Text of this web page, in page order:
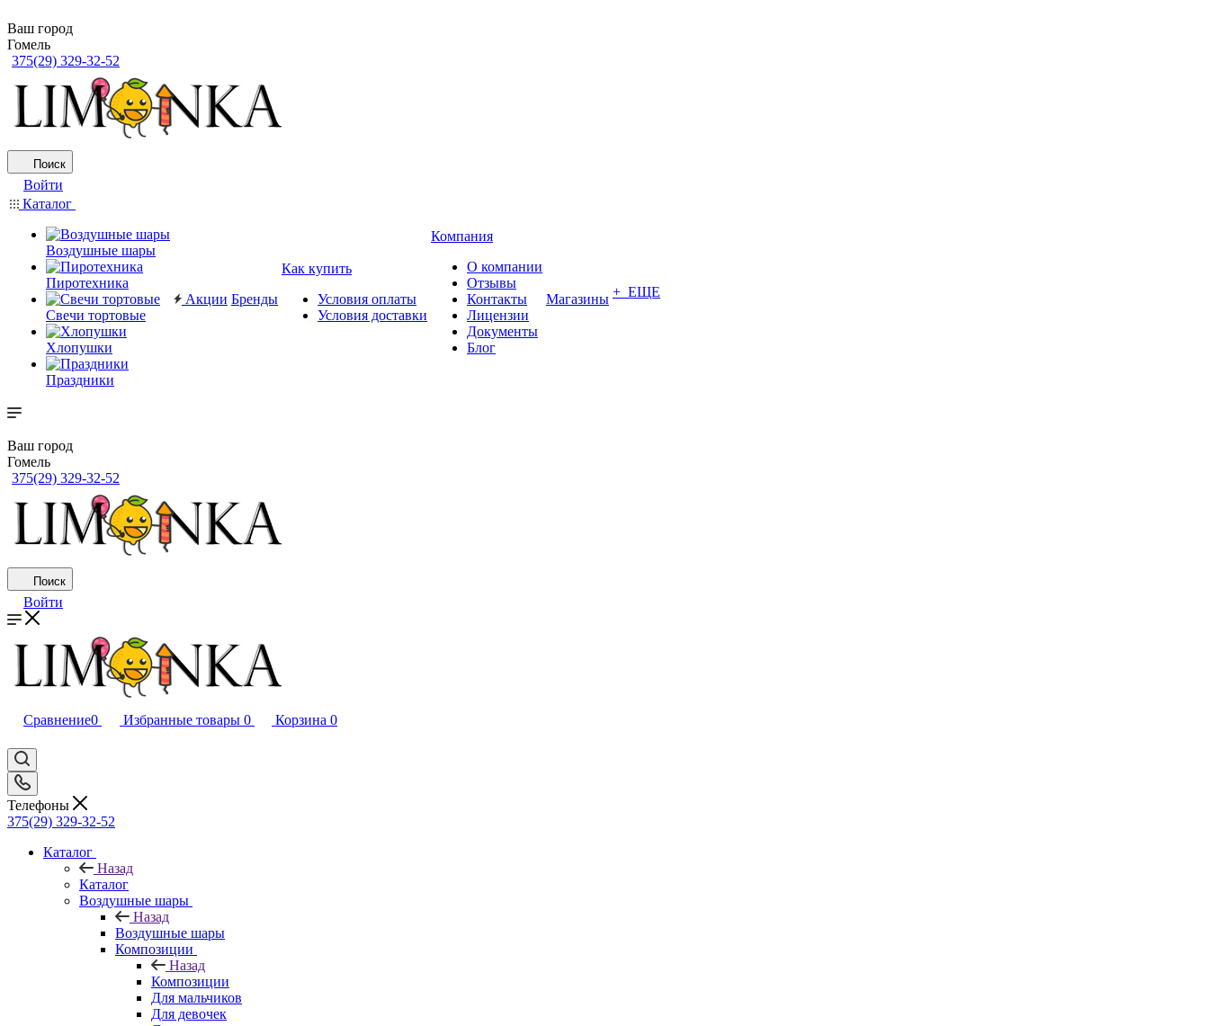
Ваш город
Гомель
375(29) 329-32-52
Поиск
Войти
Каталог
Воздушные шары
Пиротехника
Свечи тортовые
Хлопушки
Праздники
Акции Бренды
Как купить
Условия оплаты
Условия доставки
Компания
О компании
Отзывы
Контакты
Лицензии
Документы
Блог
Магазины + ЕЩЕ
Ваш город
Гомель
375(29) 329-32-52
Поиск
Войти
Сравнение0 Избранные товары 0 Корзина 0
Телефоны
375(29) 329-32-52
Каталог
Назад
Каталог
Воздушные шары
Назад
Воздушные шары
Композиции
Назад
Композиции
Для мальчиков
Для девочек